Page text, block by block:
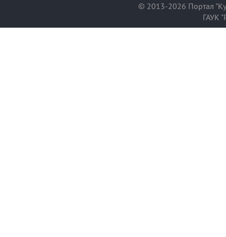
© 2013-2026 Портал
ГАУК